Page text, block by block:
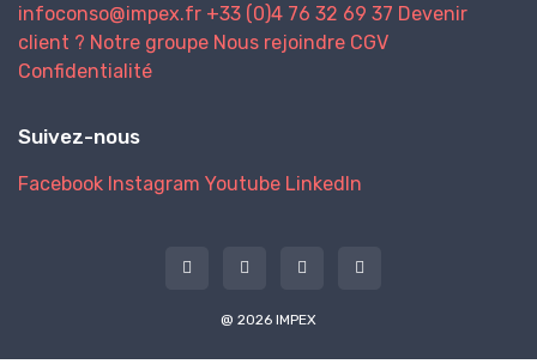
infoconso@impex.fr +33 (0)4 76 32 69 37 Devenir
client ? Notre groupe Nous rejoindre CGV
Confidentialité
Suivez-nous
Facebook Instagram Youtube LinkedIn
@ 2026 IMPEX